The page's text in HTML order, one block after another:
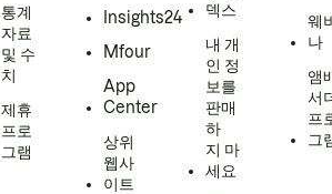
통계
자료
및 수
치
제휴
프로
그램
Insights24
Mfour
App
Center
상위
웹사
이트
덱스
내 개
인 정
보를
판매
하
지 마
세요
웨
나
앰
서
프
그